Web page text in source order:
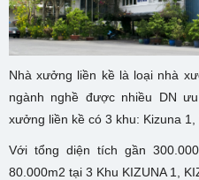
Nhà xưởng liền kề là loại nhà
ngành nghề được nhiều DN
xưởng liền kề có 3 khu: Kizuna 1,
Với tổng diện tích gần
80.000m2 tại 3 Khu KIZUNA 1,